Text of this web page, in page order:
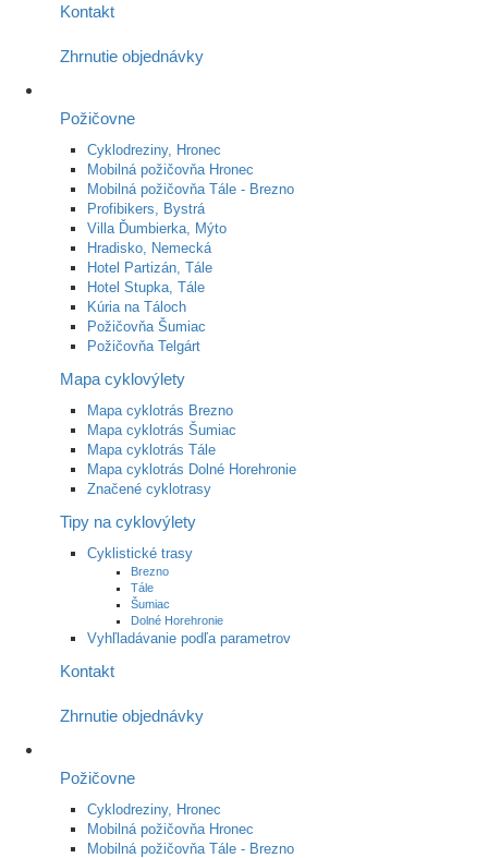
Kontakt
Zhrnutie objednávky
Požičovne
Cyklodreziny, Hronec
Mobilná požičovňa Hronec
Mobilná požičovňa Tále - Brezno
Profibikers, Bystrá
Villa Ďumbierka, Mýto
Hradisko, Nemecká
Hotel Partizán, Tále
Hotel Stupka, Tále
Kúria na Táloch
Požičovňa Šumiac
Požičovňa Telgárt
Mapa cyklovýlety
Mapa cyklotrás Brezno
Mapa cyklotrás Šumiac
Mapa cyklotrás Tále
Mapa cyklotrás Dolné Horehronie
Značené cyklotrasy
Tipy na cyklovýlety
Cyklistické trasy
Brezno
Tále
Šumiac
Dolné Horehronie
Vyhľladávanie podľa parametrov
Kontakt
Zhrnutie objednávky
Požičovne
Cyklodreziny, Hronec
Mobilná požičovňa Hronec
Mobilná požičovňa Tále - Brezno